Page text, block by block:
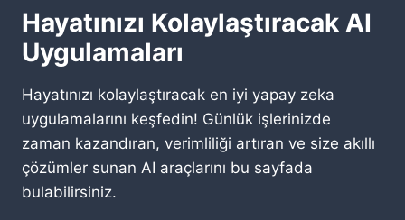
Hayatınızı Kolaylaştıracak AI
Uygulamaları
Hayatınızı kolaylaştıracak en iyi yapay zeka
uygulamalarını keşfedin! Günlük işlerinizde
zaman kazandıran, verimliliği artıran ve size akıllı
çözümler sunan AI araçlarını bu sayfada
bulabilirsiniz.